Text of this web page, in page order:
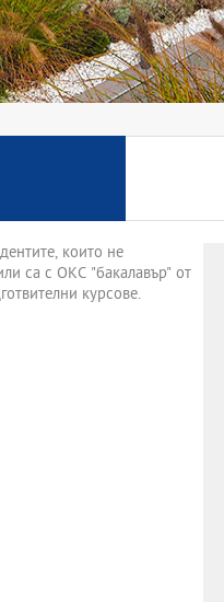
които не
са с ОКС "бакалавър" от
курсове.